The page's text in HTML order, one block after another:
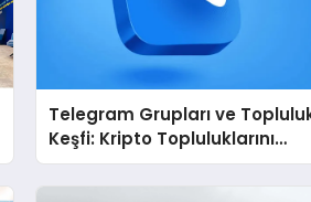
Telegram Grupları ve
Keşfi: Kripto Topluluklarını
Telegram’da Keşfetmek